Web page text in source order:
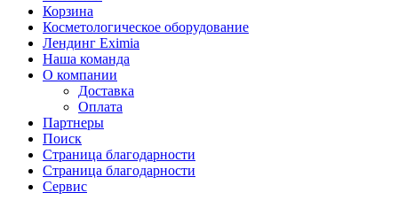
Корзина
Косметологическое оборудование
Лендинг Eximia
Наша команда
О компании
Доставка
Оплата
Партнеры
Поиск
Страница благодарности
Страница благодарности
Сервис